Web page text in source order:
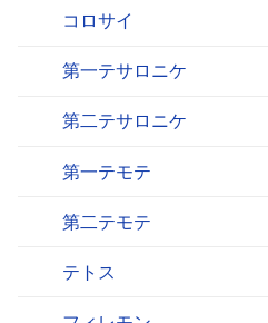
コロサイ
第一テサロニケ
第二テサロニケ
第一テモテ
第二テモテ
テトス